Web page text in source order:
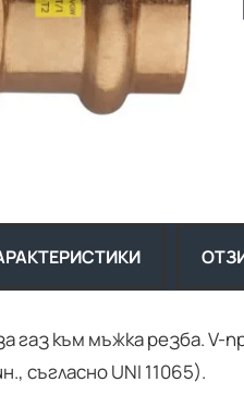
НЕ Е В НАЛИЧНОСТ
газ към мъжка резба.
съгласно UNI 11065).